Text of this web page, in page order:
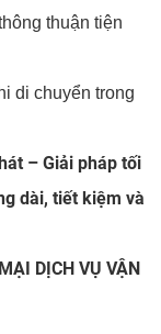
thuận tiện
di chuyển trong
– Giải pháp tối
dài, tiết kiệm và